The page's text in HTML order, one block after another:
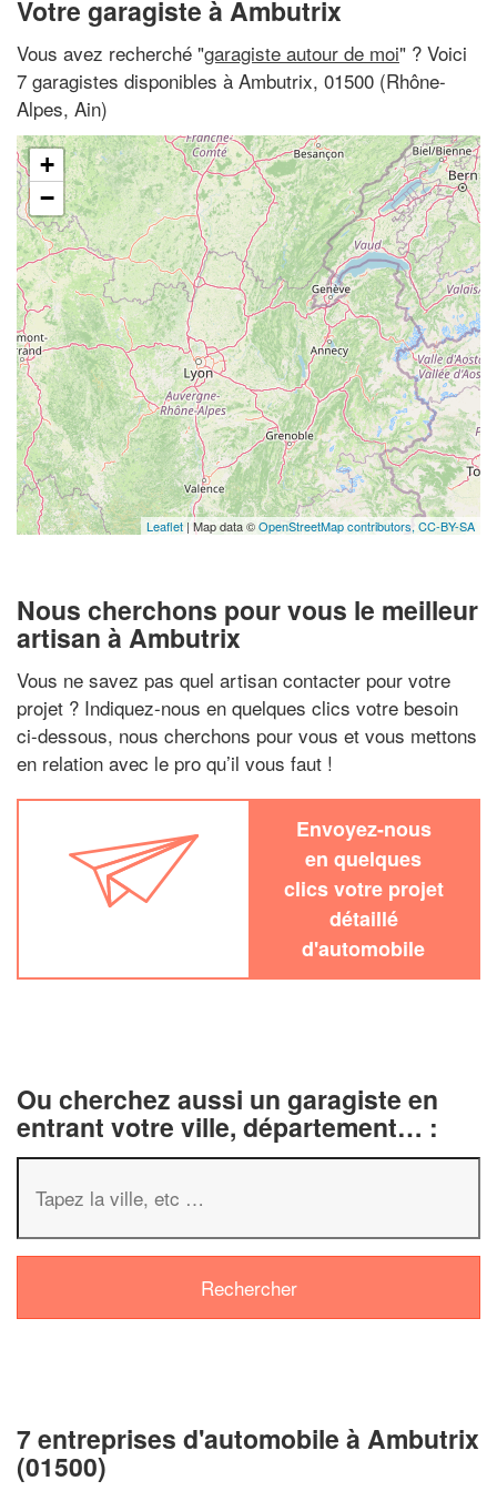
Votre garagiste à Ambutrix
Vous avez recherché "garagiste autour de moi" ? Voici
7 garagistes disponibles à Ambutrix, 01500 (Rhône-
Alpes, Ain)
+
−
Leaflet | Map data ©OpenStreetMap contributors, CC-BY-SA
Nous cherchons pour vous le meilleur
artisan à Ambutrix
Vous ne savez pas quel artisan contacter pour votre
projet ? Indiquez-nous en quelques clics votre besoin
ci-dessous, nous cherchons pour vous et vous mettons
en relation avec le pro qu’il vous faut !
Envoyez-nous
en quelques
clics votre projet
détaillé
d'automobile
Ou cherchez aussi un garagiste en
entrant votre ville, département… :
7 entreprises d'automobile à Ambutrix
(01500)